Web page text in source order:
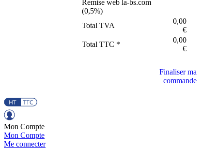
Remise web la-bs.com
(0,5%)
Total TVA
0,00
€
Total TTC *
0,00
€
Finaliser ma
commande
Mon Compte
Mon Compte
Me connecter